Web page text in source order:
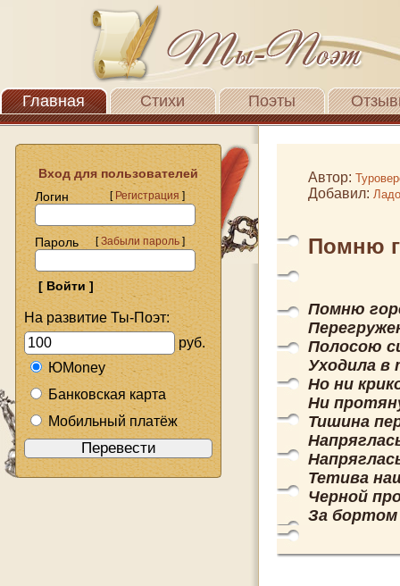
Главная Стихи Поэты
Вход для пользователей
Логин
[Регистрация]
Пароль [Забыли пароль]
На развитие Ты-Поэт:
руб.
ЮMoney
Банковская карта
Мобильный платёж
Автор:
Добавил:
Помню
Помню
Полосою
Уходила в
Но ни
Ни
Тишина
Тетива
Черной
За бортом